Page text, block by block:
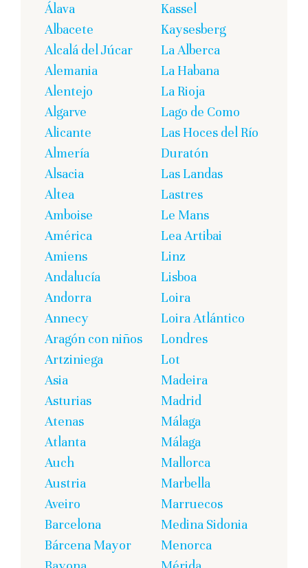
Álava
Albacete
Alcalá del Júcar
Alemania
Alentejo
Algarve
Alicante
Almería
Alsacia
Altea
Amboise
América
Amiens
Andalucía
Andorra
Annecy
Aragón con niños
Artziniega
Asia
Asturias
Atenas
Atlanta
Auch
Austria
Aveiro
Barcelona
Bárcena Mayor
Kassel
Kaysesberg
La Alberca
La Habana
La Rioja
Lago de Como
Las Hoces del Río
Duratón
Las Landas
Lastres
Le Mans
Lea Artibai
Linz
Lisboa
Loira
Loira Atlántico
Londres
Lot
Madeira
Madrid
Málaga
Málaga
Mallorca
Marbella
Marruecos
Medina Sidonia
Menorca